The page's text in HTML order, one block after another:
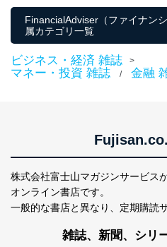
FinancialAdviser（ファイナン
属カテゴリ一覧
ビジネス・経済 雑誌 >
マネー・投資 雑誌 / 金融
株式会社富士山マガジンサービス
オンライン書店です。
一般的な書店と異なり、 定期購読
雑誌、新聞、シリ